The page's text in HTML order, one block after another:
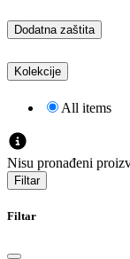
Dodatna zaštita
Kolekcije
All items
Nisu pronađeni
Filtar
Filtar